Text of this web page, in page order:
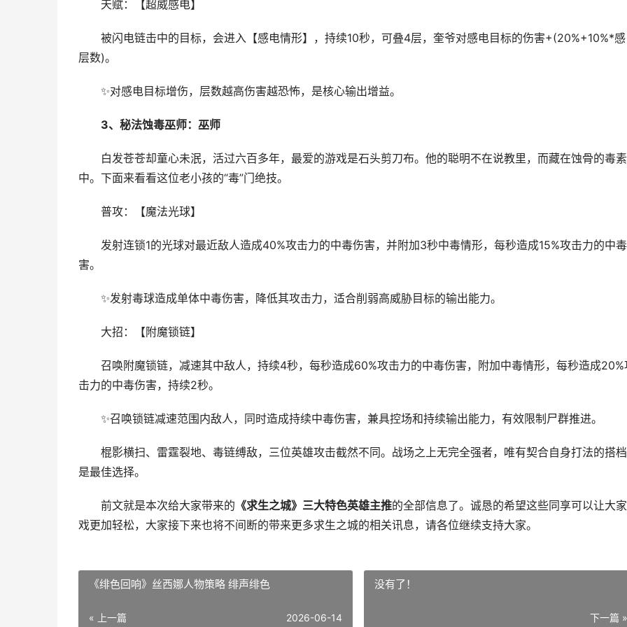
天赋：【超威感电】
被闪电链击中的目标，会进入【感电情形】，持续10秒，可叠4层，奎爷对感电目标的伤害+(20%+10%*
层数)。
✨对感电目标增伤，层数越高伤害越恐怖，是核心输出增益。
3、秘法蚀毒巫师：巫师
白发苍苍却童心未泯，活过六百多年，最爱的游戏是石头剪刀布。他的聪明不在说教里，而藏在蚀骨的毒素
中。下面来看看这位老小孩的“毒”门绝技。
普攻：【魔法光球】
发射连锁1的光球对最近敌人造成40%攻击力的中毒伤害，并附加3秒中毒情形，每秒造成15%攻击力的中
害。
✨发射毒球造成单体中毒伤害，降低其攻击力，适合削弱高威胁目标的输出能力。
大招：【附魔锁链】
召唤附魔锁链，减速其中敌人，持续4秒，每秒造成60%攻击力的中毒伤害，附加中毒情形，每秒造成20%
击力的中毒伤害，持续2秒。
✨召唤锁链减速范围内敌人，同时造成持续中毒伤害，兼具控场和持续输出能力，有效限制尸群推进。
棍影横扫、雷霆裂地、毒链缚敌，三位英雄攻击截然不同。战场之上无完全强者，唯有契合自身打法的搭
是最佳选择。
前文就是本次给大家带来的 《求生之城》三大特色英雄主推的全部信息了。诚恳的希望这些同享可以让大
戏更加轻松，大家接下来也将不间断的带来更多求生之城的相关讯息，请各位继续支持大家。
《绯色回响》丝西娜人物策略 绯声绯色
« 上一篇 2026-06-14
没有了！
下一篇 »